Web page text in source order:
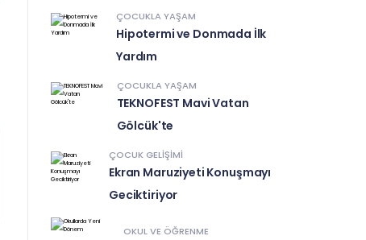
ÇOCUKLA YAŞAM
Hipotermi ve Donmada İlk
Yardım
ÇOCUKLA YAŞAM
TEKNOFEST Mavi Vatan
Gölcük'te
ÇOCUK GELIŞIMI
Ekran Maruziyeti Konuşmayı
Geciktiriyor
OKUL VE ÖĞRENME